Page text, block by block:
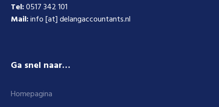
Tel:0517 342 101
Mail:info [at] delangaccountants.nl
Ga snel naar…
Homepagina